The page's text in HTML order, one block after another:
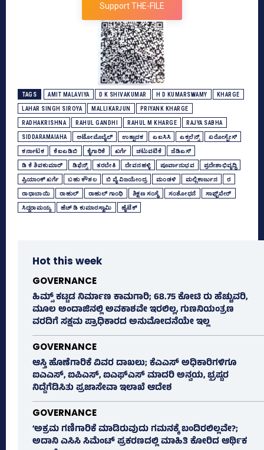
Support THE-FILE
TAGS AMIT MALAVIYA D K SHIVAKUMAR H D KUMARSWAMY KHARGE
LAHAR SINGH SIROYA MALLIKARJUN PRIYANK KHARGE
RADHAKRISHNA RAHUL GANDHI RAHUL M KHARGE RAJYA SABHA
SIDDARAMAIAHA ಆಟೋಮೊಬೈಲ್‌ ಉತ್ಪಾದಕ ಎಐಸಿಸಿ ಎಕ್ಸಲೆನ್ಸ್‌ ಏರೋಸ್ಪೇಸ್‌
ಕರ್ನಾಟಕ ಕೆಐಎಡಿಬಿ ಕೈಗಾರಿಕೆ ಖರ್ಗೆ ಚಟುವಟಿಕೆ ಜೆಡಿಎಸ್‌
ಡಿ ಕೆ ಶಿವಕುಮಾರ್ ಡಿಫೆನ್ಸ್‌ ತರಬೇತಿ ದೇವನಹಳ್ಳಿ ಪೂರ್ವಾನುಭವ ಪ್ರದೇಶಾಭಿವೃದ್ಧಿ
ಪ್ರಿಯಾಂಕ್‌ ಖರ್ಗೆ ಬಹು ಕೌಶಲ ಬಿ ವೈ ವಿಜಯೇಂದ್ರ ಮಂಡಳಿ ಮಲ್ಲಿಕಾರ್ಜುನ ರ
ರಾಧಾಬಾಯಿ ರಾಹುಲ್‌ ರಾಹುಲ್‌ ಗಾಂಧಿ ಶಿಕ್ಷಣ ಸಂಸ್ಥೆ ಸಂಶೋಧನೆ ಸಾಫ್ಟ್‌ವೇರ್‌
ಸಿದ್ದರಾಮಯ್ಯ ಹೆಚ್‌ ಡಿ ಕುಮಾರಸ್ವಾಮಿ ಹೈಟೆಕ್‌
Hot this week
GOVERNANCE
ಹಿಮ್ಸ್‌ ಕಟ್ಟಡ ನಿರ್ಮಾಣ ಕಾಮಗಾರಿ; 68.75 ಕೋಟಿ ರು ಹೆಚ್ಚುವರಿ,
ಮೂಲ ಅಂದಾಜಿನಲ್ಲಿ ಅವಕಾಶವೇ ಇರಲಿಲ್ಲ, ಗುಣನಿಯಂತ್ರಣ
ವರದಿಗೆ ಸಕ್ಷಮ ಪ್ರಾಧಿಕಾರದ ಅನುಮೋದನೆಯೇ ಇಲ್ಲ
GOVERNANCE
ಆಸ್ತಿ ಹೊಣೆಗಾರಿಕೆ ವಿವರ ದಾಖಲು; ಕೆಎಎಸ್ ಅಧಿಕಾರಿಗಳಿಗೂ
ಐಎಎಸ್‌, ಐಪಿಎಸ್‌, ಐಎಫ್‌ಎಸ್‌ ಮಾದರಿ ಅನ್ವಯ, ಭ್ರಷ್ಟರ
ನಿದ್ದೆಗೆಡಿಸಿತು ಪ್ರಜಾಸೇವಾ ಇಲಾಖೆ ಆದೇಶ
GOVERNANCE
‘ಅಕ್ರಮ ಗಣಿಗಾರಿಕೆ ಮಾಡಿರುವುದು ಗಮನಕ್ಕೆ ಬಂದಿರಲಿಲ್ಲವೇ?;
ಅದಾನಿ ಎಸಿಸಿ ಸಿಮೆಂಟ್ ಪ್ರಕರಣದಲ್ಲಿ ಮಾಹಿತಿ ಕೋರಿದ ಆರ್ಥಿಕ